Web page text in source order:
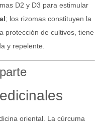
D2 y D3 para estimular
; los rizomas constituyen la
protección de cultivos, tiene
y repelente.
oriental. La cúrcuma